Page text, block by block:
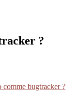
?
bugtracker ?